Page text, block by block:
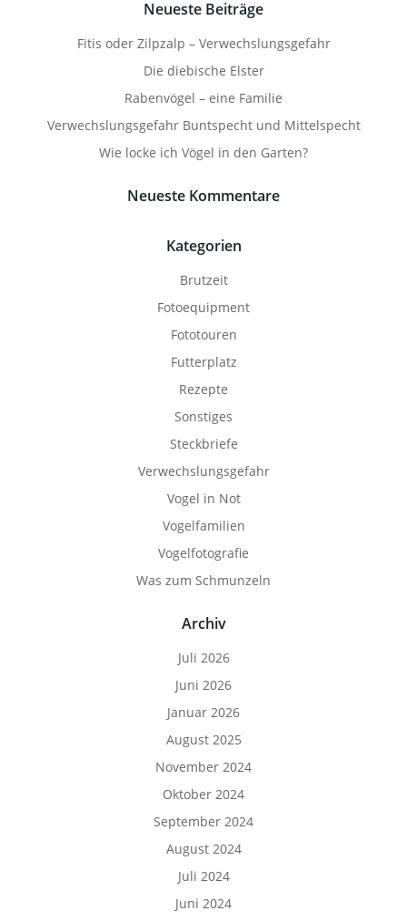
Neueste Beiträge
Fitis oder Zilpzalp – Verwechslungsgefahr
Die diebische Elster
Rabenvögel – eine Familie
Verwechslungsgefahr Buntspecht und Mittelspecht
Wie locke ich Vögel in den Garten?
Neueste Kommentare
Kategorien
Brutzeit
Fotoequipment
Fototouren
Futterplatz
Rezepte
Sonstiges
Steckbriefe
Verwechslungsgefahr
Vogel in Not
Vogelfamilien
Vogelfotografie
Was zum Schmunzeln
Archiv
Juli 2026
Juni 2026
Januar 2026
August 2025
November 2024
Oktober 2024
September 2024
August 2024
Juli 2024
Juni 2024